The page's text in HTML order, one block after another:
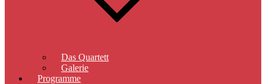
Das Quartett
Galerie
Programme